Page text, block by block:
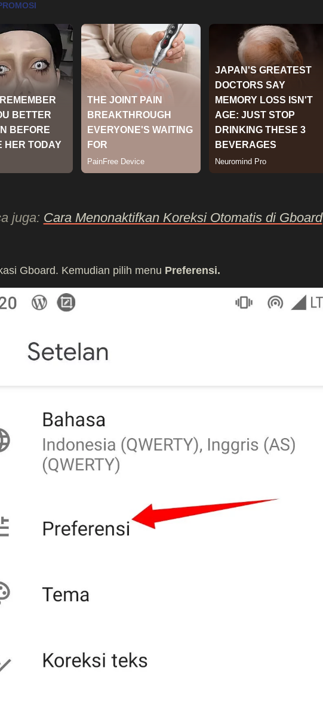
juga: Cara Menonaktifkan Koreksi Otomatis di Gboard
Gboard. Kemudian pilih menu Preferensi.